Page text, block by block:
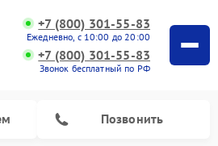
+7 (800) 301-55-83
Ежедневно, с 10:00 до 20:00
+7 (800) 301-55-83
Звонок бесплатный по РФ
Позвонить